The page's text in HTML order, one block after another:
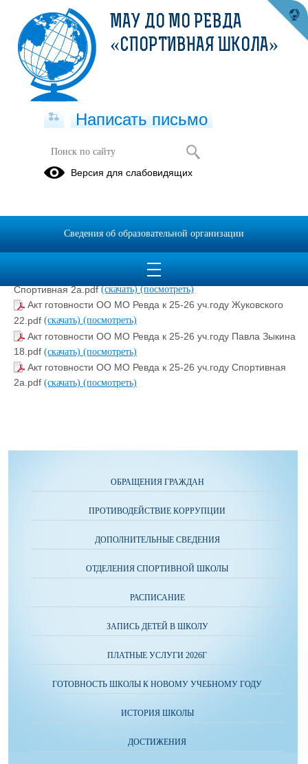
Готовность школы к новому
учебному году
Жуковского д.22.pdf
(скачать) (посмотреть)
Акт готовности ОО МО Ревда к 2027 учебному году ул.
Спортивная 2а.pdf(скачать)(посмотреть)
Акт готовности ОО МО Ревда к 25-26 уч.году Жуковского
22.pdf (скачать) (посмотреть)
Акт готовности ОО МО Ревда к 25-26 уч.году Павла Зыкина
18.pdf (скачать) (посмотреть)
Акт готовности ОО МО Ревда к 25-26 уч.году Спортивная
2а.pdf (скачать) (посмотреть)
ОБРАЩЕНИЯ ГРАЖДАН
ПРОТИВОДЕЙСТВИЕ КОРРУПЦИИ
ДОПОЛНИТЕЛЬНЫЕ СВЕДЕНИЯ
ОТДЕЛЕНИЯ СПОРТИВНОЙ ШКОЛЫ
РАСПИСАНИЕ
ЗАПИСЬ ДЕТЕЙ В ШКОЛУ
ПЛАТНЫЕ УСЛУГИ 2026Г
ГОТОВНОСТЬ ШКОЛЫ К НОВОМУ УЧЕБНОМУ ГОДУ
ИСТОРИЯ ШКОЛЫ
ДОСТИЖЕНИЯ
МАУ ДО МО РЕВДА
«СПОРТИВНАЯ ШКОЛА»
Написать письмо
Версия для слабовидящих
Сведения об образовательной организации